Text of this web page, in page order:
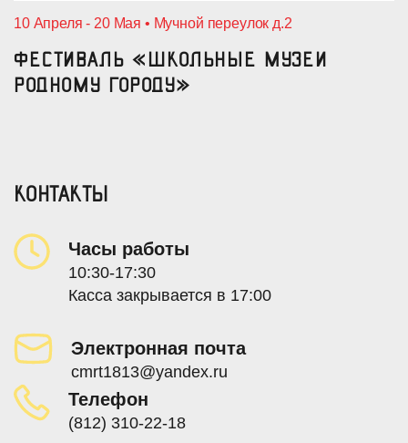
10 Апреля - 20 Мая • Мучной переулок д.2
Фестиваль «Школьные музеи
родному городу»
КОНТАКТЫ
Часы работы
10:30-17:30
Касса закрывается в 17:00
Электронная почта
cmrt1813@yandex.ru
Телефон
(812) 310-22-18